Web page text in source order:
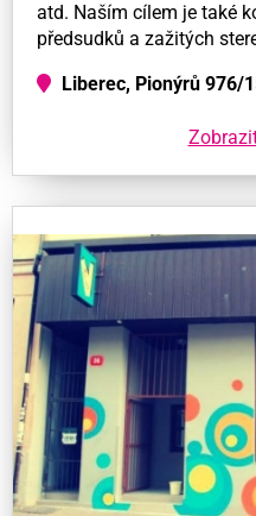
atd. Naším cílem je také
předsudků a zažitých
Liberec, Pionýrů 976/